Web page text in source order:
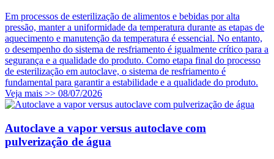
Em processos de esterilização de alimentos e bebidas por alta
pressão, manter a uniformidade da temperatura durante as etapas de
aquecimento e manutenção da temperatura é essencial. No entanto,
o desempenho do sistema de resfriamento é igualmente crítico para a
segurança e a qualidade do produto. Como etapa final do processo
de esterilização em autoclave, o sistema de resfriamento é
fundamental para garantir a estabilidade e a qualidade do produto.
Veja mais >> 08/07/2026
Autoclave a vapor versus autoclave com
pulverização de água